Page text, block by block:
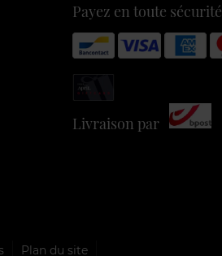
Payez en toute sécurité
Livraison par
Plan du site